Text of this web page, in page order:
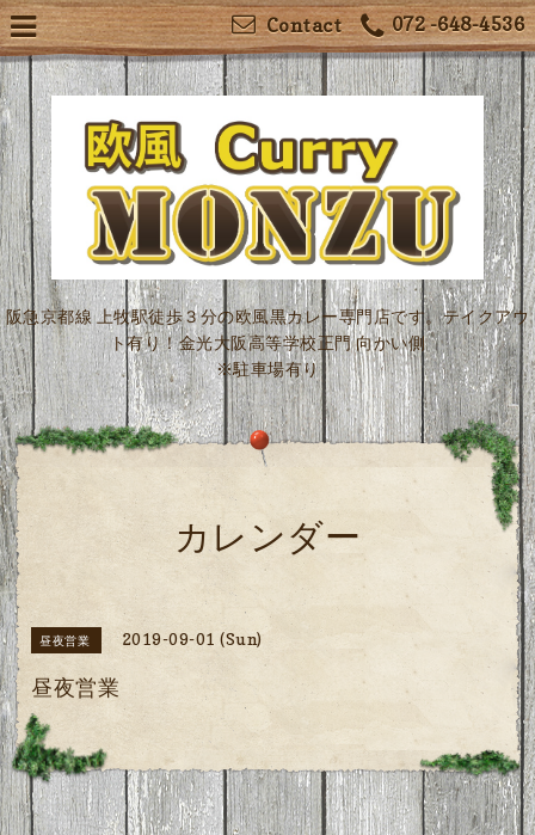
072 -648-4536
Contact
阪急京都線 上牧駅徒歩３分の欧風黒カレー専門店です。テイクアウ
ト有り！金光大阪高等学校正門 向かい側
※駐車場有り
カレンダー
昼夜営業 2019-09-01 (Sun)
昼夜営業